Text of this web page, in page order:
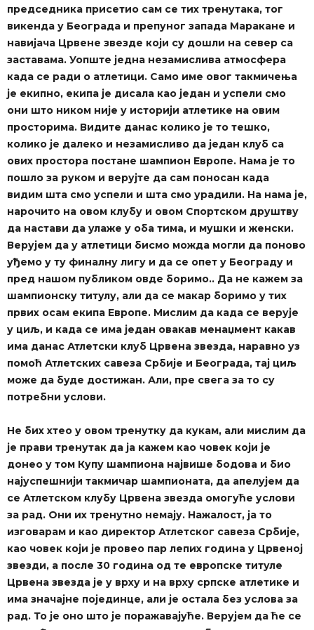
председника присетио сам се тих тренутака, тог
викенда у Београда и препуног запада Маракане и
навијача Црвене звезде који су дошли на север са
заставама. Уопште једна незамислива атмосфера
када се ради о атлетици. Само име овог такмичења
је екипно, екипа је дисала као један и успели смо
они што ником није у историји атлетике на овим
просторима. Видите данас колико је то тешко,
колико је далеко и незамисливо да један клуб са
ових простора постане шампион Европе. Нама је то
пошло за руком и верујте да сам поносан када
видим шта смо успели и шта смо урадили. На нама је,
нарочито на овом клубу и овом Спортском друштву
да настави да улаже у оба тима, и мушки и женски.
Верујем да у атлетици бисмо можда могли да поново
уђемо у ту финалну лигу и да се опет у Београду и
пред нашом публиком овде боримо.. Да не кажем за
шампионску титулу, али да се макар боримо у тих
првих осам екипа Европе. Мислим да када се верује
у циљ, и када се има један овакав менаџмент какав
има данас Атлетски клуб Црвена звезда, наравно уз
помоћ Атлетских савеза Србије и Београда, тај циљ
може да буде достижан. Али, пре свега за то су
потребни услови.
Не бих хтео у овом тренутку да кукам, али мислим да
је прави тренутак да ја кажем као човек који је
донео у том Купу шампиона највише бодова и био
најуспешнији такмичар шампионата, да апелујем да
се Атлетском клубу Црвена звезда омогуће услови
за рад. Они их тренутно немају. Нажалост, ја то
изговарам и као директор Атлетског савеза Србије,
као човек који је провео пар лепих година у Црвеној
звезди, а после 30 година од те европске титуле
Црвена звезда је у врху и на врху српске атлетике и
има значајне појединце, али је остала без услова за
рад. То је оно што је поражавајуће. Верујем да ће се